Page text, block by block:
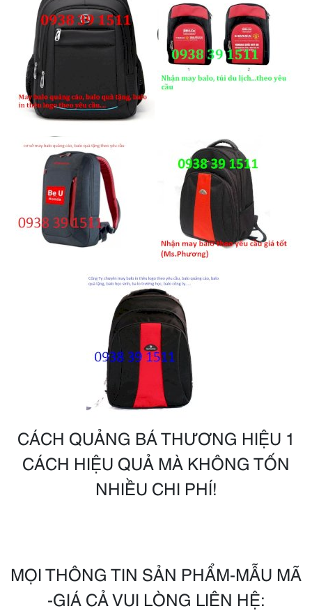
CÁCH QUẢNG BÁ THƯƠNG HIỆU 1
CÁCH HIỆU QUẢ MÀ KHÔNG TỐN
NHIỀU CHI PHÍ!
MỌI THÔNG TIN SẢN PHẨM-MẪU MÃ
-GIÁ CẢ VUI LÒNG LIÊN HỆ: